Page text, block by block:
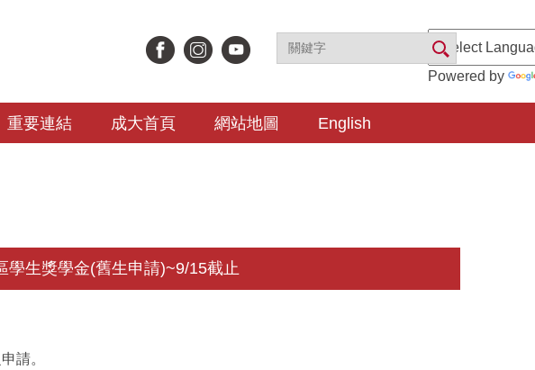
Powered by
重要連結 成大首頁 網站地圖 English
學生獎學金(舊生申請)~9/15截止
請。